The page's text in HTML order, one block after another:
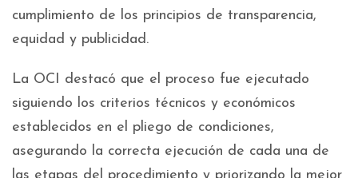
cumplimiento de los principios de transparencia,
equidad y publicidad.
La OCI destacó que el proceso fue ejecutado
siguiendo los criterios técnicos y económicos
establecidos en el pliego de condiciones,
asegurando la correcta ejecución de cada una de